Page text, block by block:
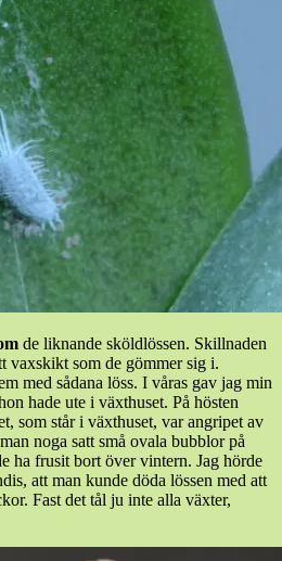
de liknande sköldlössen. Skillnaden
vaxskikt som de gömmer sig i.
med sådana löss. I våras gav jag min
hade ute i växthuset. På hösten
som står i växthuset, var angripet av
noga satt små ovala bubblor på
ha frusit bort över vintern. Jag hörde
att man kunde döda lössen med att
Fast det tål ju inte alla växter,